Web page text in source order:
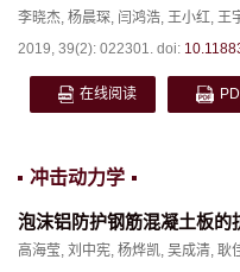
李晓杰, 杨晨琛, 闫鸿浩, 王小红, 王
2019, 39(2): 022301. doi:
在线阅读
冲击动力学
泡沫铝防护钢筋混凝土板的
高海莹, 刘中宪, 杨烨凯, 吴成清, 耿